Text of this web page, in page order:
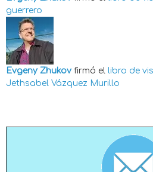
guerrero
Evgeny Zhukov firmó el libro de
Jethsabel Vázquez Murillo